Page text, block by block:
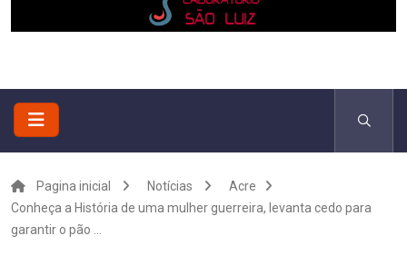
Pagina inicial Notícias
Acre
Conheça a História de uma mulher guerreira, levanta cedo para
garantir o pão ...